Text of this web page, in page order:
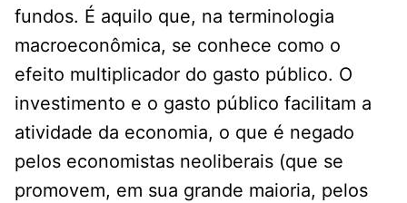
fundos. É aquilo que, na terminologia
macroeconômica, se conhece como o
efeito multiplicador do gasto público. O
investimento e o gasto público facilitam a
atividade da economia, o que é negado
pelos economistas neoliberais (que se
promovem, em sua grande maioria, pelos